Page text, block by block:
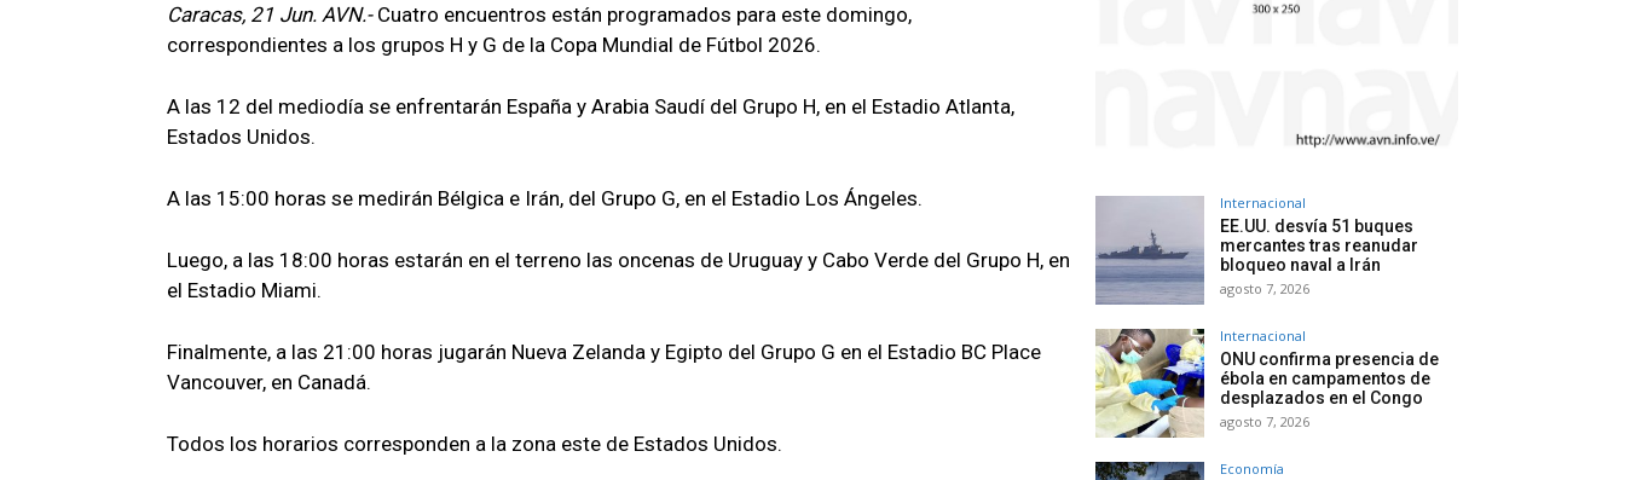
Caracas, 21 Jun. AVN.- Cuatro encuentros están programados para este domingo,
correspondientes a los grupos H y G de la Copa Mundial de Fútbol 2026.
A las 12 del mediodía se enfrentarán España y Arabia Saudí del Grupo H, en el Estadio Atlanta,
Estados Unidos.
A las 15:00 horas se medirán Bélgica e Irán, del Grupo G, en el Estadio Los Ángeles.
Luego, a las 18:00 horas estarán en el terreno las oncenas de Uruguay y Cabo Verde del Grupo H, en
el Estadio Miami.
Finalmente, a las 21:00 horas jugarán Nueva Zelanda y Egipto del Grupo G en el Estadio BC Place
Vancouver, en Canadá.
Todos los horarios corresponden a la zona este de Estados Unidos.
Internacional
EE.UU. desvía 51 buques
mercantes tras reanudar
bloqueo naval a Irán
agosto 7, 2026
Internacional
ONU confirma presencia de
ébola en campamentos de
desplazados en el Congo
agosto 7, 2026
Economía